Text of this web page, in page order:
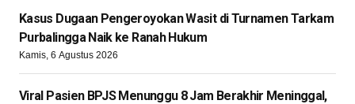
Kasus Dugaan Pengeroyokan Wasit di Turnamen Tarkam
Purbalingga Naik ke Ranah Hukum
Kamis, 6 Agustus 2026
Viral Pasien BPJS Menunggu 8 Jam Berakhir Meninggal,